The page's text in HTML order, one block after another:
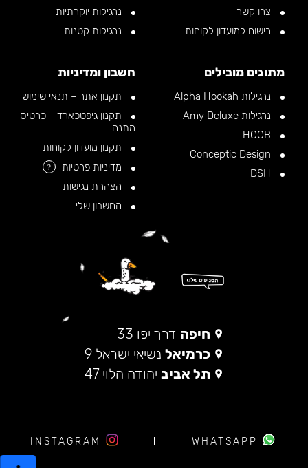
צרו קשר
רישום למועדון לקוחות
נרגילות יוקרתיות
נרגילות קטנות
מתוגים מובילים
נרגילות Alpha Hookah
נרגילות Amy Deluxe
חשבון ומדיניות
תקנון אתר – תנאי שימוש
תקנון גיפטכארד – כרטיס
מתנה
תקנון מועדון לקוחות
מדיניות פרטיות
?
הצהרת נגישות
החשבון שלי
חיפה דרך יפו 33
כרמיאל נשיאי ישראל 9
תל אביב יהודה הלוי 47
WHATSAPP
INSTAGRAM